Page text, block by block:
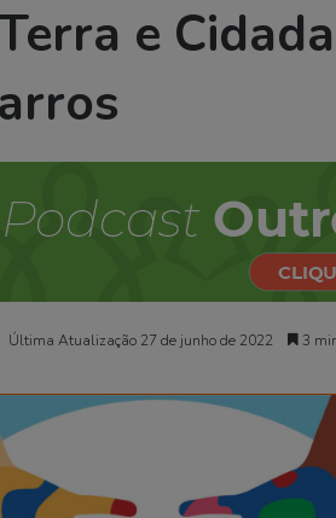
e
Última Atualização 27 de junho de 2022 3